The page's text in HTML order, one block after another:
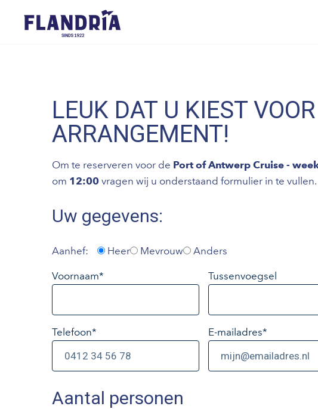
LEUK DAT U KIEST
ARRANGEMENT!
Om te reserveren voor de Port of Antwerp Cruise -
om 12:00 vragen wij u onderstaand formulier in te vullen.
Uw gegevens:
Aanhef: Heer Mevrouw Anders
Voornaam* Tussenvoegsel
Telefoon* E-mailadres*
Aantal personen